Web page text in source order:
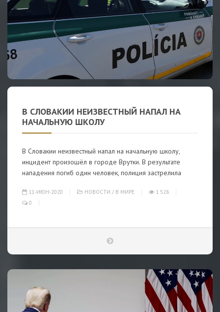
В СЛОВАКИИ НЕИЗВЕСТНЫЙ НАПАЛ НА
НАЧАЛЬНУЮ ШКОЛУ
В Словакии неизвестный напал на начальную школу,
инцидент произошёл в городе Врутки. В результате
нападения погиб один человек, полиция застрелила
11-ИЮН-2020 НОВОСТИ / В МИРЕ
1 528
0